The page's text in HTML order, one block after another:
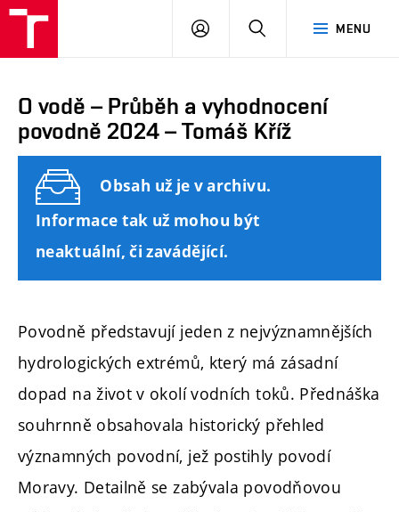
Brno
MENU
PŘIHLÁSIT
O vodě – Průběh a vyhodnocení
povodně 2024 – Tomáš Kříž
Obsah už je v archivu.
Informace tak už mohou být
neaktuální, či zavádějící.
Povodně představují jeden z nejvýznamnějších
hydrologických extrémů, který má zásadní
dopad na život v okolí vodních toků. Přednáška
souhrnně obsahovala historický přehled
významných povodní, jež postihly povodí
Moravy. Detailně se zabývala povodňovou